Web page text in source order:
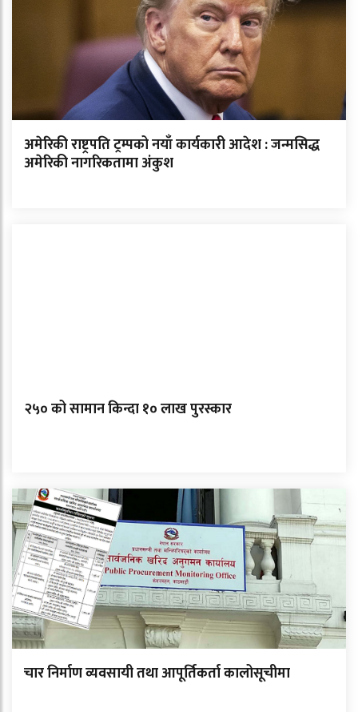
अमेरिकी राष्ट्रपति ट्रम्पको नयाँ कार्यकारी आदेश : जन्मसिद्ध
अमेरिकी नागरिकतामा अंकुश
२५० को सामान किन्दा १० लाख पुरस्कार
चार निर्माण व्यवसायी तथा आपूर्तिकर्ता कालोसूचीमा